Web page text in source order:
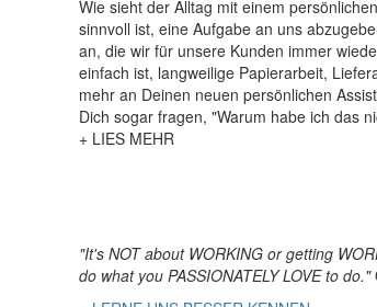
Wie sieht der Alltag mit einem
sinnvoll ist, eine Aufgabe an uns
an, die wir für unsere Kunden immer
einfach ist, langweilige Papierarbeit,
mehr an Deinen neuen persönlichen
Dich sogar fragen, "Warum habe ich das
+ LIES MEHR
"It's NOT about WORKING or getting
do what you PASSIONATELY LOVE to do."